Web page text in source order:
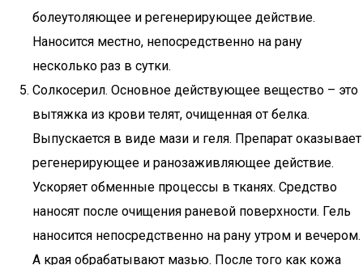
болеутоляющее и регенерирующее действие.
Наносится местно, непосредственно на рану
несколько раз в сутки.
Солкосерил. Основное действующее вещество – это
вытяжка из крови телят, очищенная от белка.
Выпускается в виде мази и геля. Препарат оказывает
регенерирующее и ранозаживляющее действие.
Ускоряет обменные процессы в тканях. Средство
наносят после очищения раневой поверхности. Гель
наносится непосредственно на рану утром и вечером.
А края обрабатывают мазью. После того как кожа